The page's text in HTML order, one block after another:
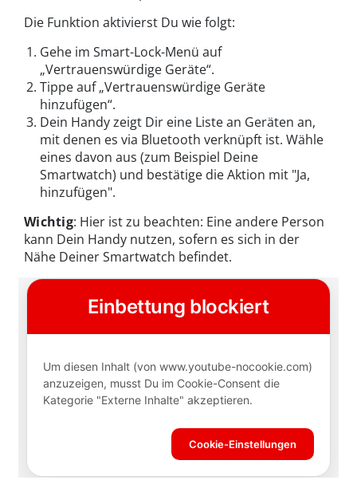
Die Funktion aktivierst Du wie folgt:
Gehe im Smart-Lock-Menü auf
„Vertrauenswürdige Geräte“.
Tippe auf „Vertrauenswürdige Geräte
hinzufügen“.
Dein Handy zeigt Dir eine Liste an Geräten an,
mit denen es via Bluetooth verknüpft ist. Wähle
eines davon aus (zum Beispiel Deine
Smartwatch) und bestätige die Aktion mit "Ja,
hinzufügen".
Wichtig: Hier ist zu beachten: Eine andere Person
kann Dein Handy nutzen, sofern es sich in der
Nähe Deiner Smartwatch befindet.